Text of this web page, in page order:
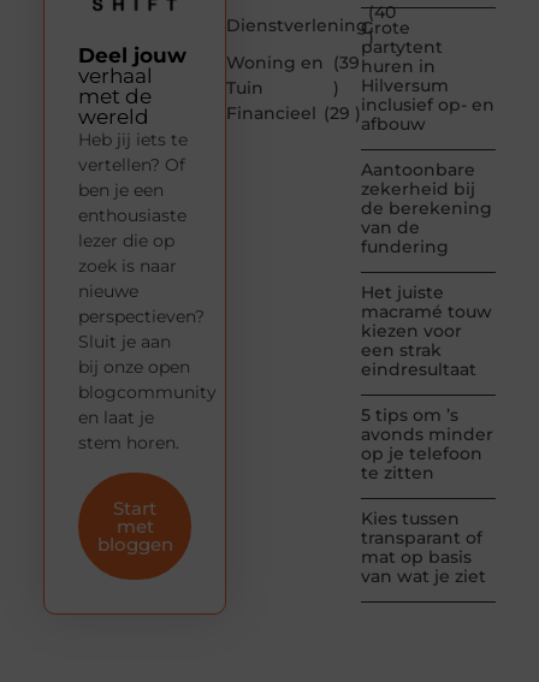
Dienstverlening
(40
)
Woning en
Tuin
(39
)
Financieel (29 )
Grote
partytent
huren in
Hilversum
inclusief op- en
afbouw
Aantoonbare
zekerheid bij
de berekening
van de
fundering
Het juiste
macramé touw
kiezen voor
een strak
eindresultaat
5 tips om ’s
avonds minder
op je telefoon
te zitten
Kies tussen
transparant of
mat op basis
van wat je ziet
Deel jouw
verhaal
met de
wereld
Heb jij iets te
vertellen? Of
ben je een
enthousiaste
lezer die op
zoek is naar
nieuwe
perspectieven?
Sluit je aan
bij onze open
blogcommunity
en laat je
stem horen.
Start
met
bloggen